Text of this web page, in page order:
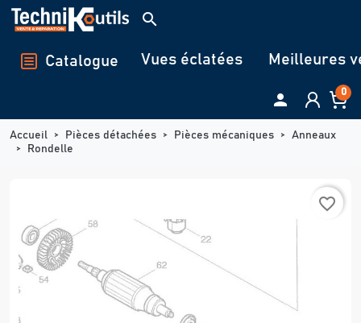
Panneau de gestion des cookies
search
Catalogue Vues éclatées Meilleures
 0
Accueil Pièces détachées Pièces mécaniques
Anneaux
Rondelle
favorite_border